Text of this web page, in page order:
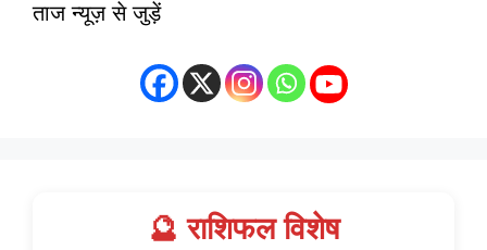
ताज न्यूज़ से जुड़ें
🔮 राशिफल विशेष